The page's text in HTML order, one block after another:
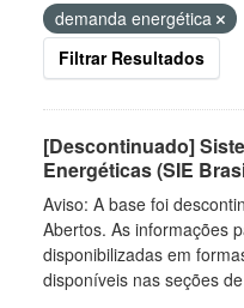
demanda energética
Filtrar Resultados
[Descontinuado]
Energéticas (SIE
Aviso: A base foi
Abertos. As informações
disponibilizadas em
disponíveis nas seções